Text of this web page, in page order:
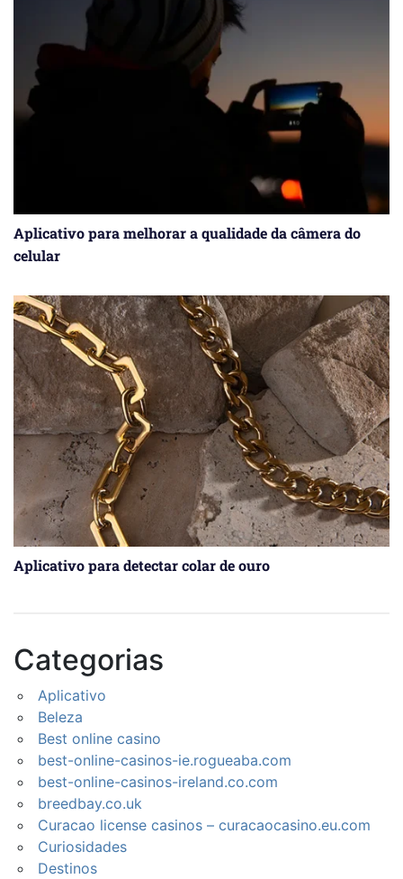
Aplicativo para melhorar a qualidade da câmera do
celular
Aplicativo para detectar colar de ouro
Categorias
Aplicativo
Beleza
Best online casino
best-online-casinos-ie.rogueaba.com
best-online-casinos-ireland.co.com
breedbay.co.uk
Curacao license casinos – curacaocasino.eu.com
Curiosidades
Destinos